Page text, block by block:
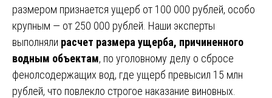
размером признается ущерб от 100 000 рублей, особо
крупным — от 250 000 рублей. Наши эксперты
выполняли расчет размера ущерба, причиненного
водным объектам, по уголовному делу о сбросе
фенолсодержащих вод, где ущерб превысил 15 млн
рублей, что повлекло строгое наказание виновных.